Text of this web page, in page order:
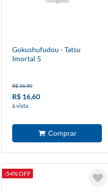
Gokushufudou - Tatsu
Imortal 5
R$ 36,90
R$ 16,60
à vista
-54% OFF